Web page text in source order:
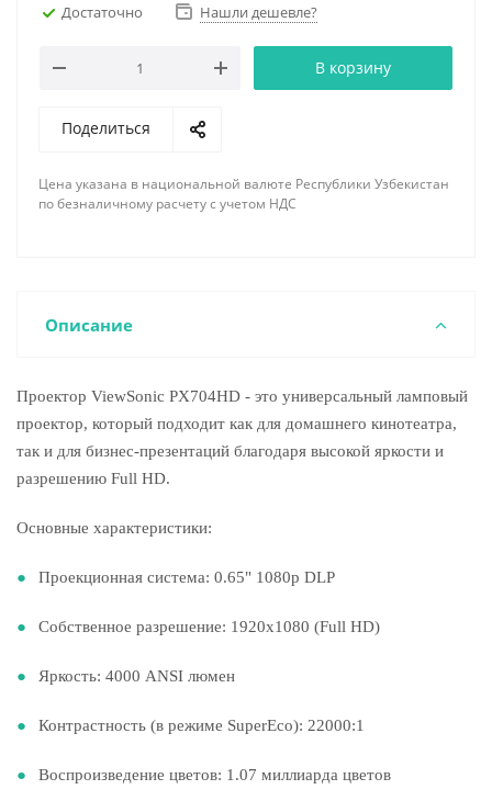
Достаточно Нашли дешевле?
В корзину
Поделиться
Цена указана в национальной валюте Республики Узбекистан
по безналичному расчету с учетом НДС
Описание
Проектор ViewSonic PX704HD - это универсальный ламповый
проектор, который подходит как для домашнего кинотеатра,
так и для бизнес-презентаций благодаря высокой яркости и
разрешению Full HD.
Основные характеристики:
Проекционная система: 0.65" 1080p DLP
Собственное разрешение: 1920x1080 (Full HD)
Яркость: 4000 ANSI люмен
Контрастность (в режиме SuperEco): 22000:1
Воспроизведение цветов: 1.07 миллиарда цветов